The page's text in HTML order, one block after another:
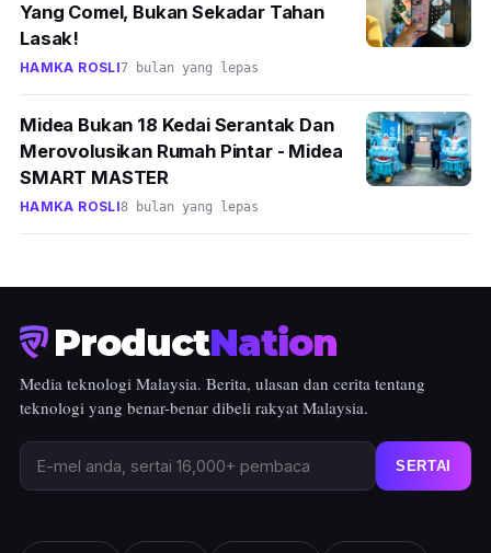
Yang Comel, Bukan Sekadar Tahan
Lasak!
HAMKA ROSLI7 bulan yang lepas
Midea Bukan 18 Kedai Serantak Dan
Merovolusikan Rumah Pintar - Midea
SMART MASTER
HAMKA ROSLI8 bulan yang lepas
ProductNation
Media teknologi Malaysia. Berita, ulasan dan cerita tentang
teknologi yang benar-benar dibeli rakyat Malaysia.
SERTAI